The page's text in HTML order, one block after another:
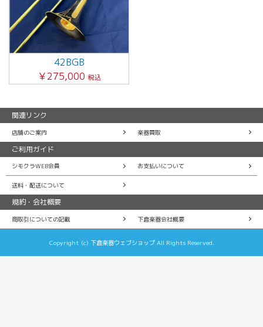
42BGB
￥275,000 税込
関連リンク
店舗のご案内 楽器買取
ご利用ガイド
シモクラWEB会員 お支払いについて
送料・配送について
規約・会社概要
商取引についての記載 下倉楽器会社概要
Copyright (c) 下倉楽器ウェブショップ All Rights Reserved.